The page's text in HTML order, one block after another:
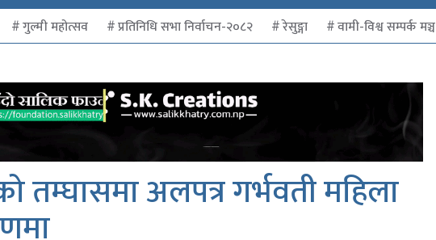
गुल्मी महोत्सव प्रतिनिधि सभा निर्वाचन-२०८२ रेसुङ्गा वामी-विश्व सम्पर्क मञ्च
तम्घासमा अलपत्र गर्भवती महिला